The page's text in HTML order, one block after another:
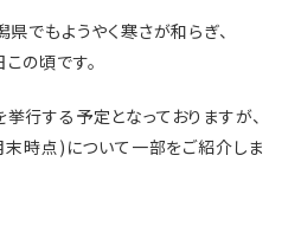
でもようやく寒さが和らぎ、
の頃です。
行する予定となっておりますが、
時点)について一部をご紹介しま